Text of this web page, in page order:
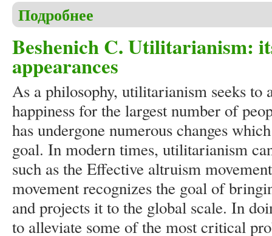
Подробнее
Beshenich C. Utilitarianism:
appearances
As a philosophy, utilitarianism seeks to
happiness for the largest number of
has undergone numerous changes
goal. In modern times, utilitarianism
such as the Effective altruism
movement recognizes the goal of
and projects it to the global scale. In
to alleviate some of the most critical